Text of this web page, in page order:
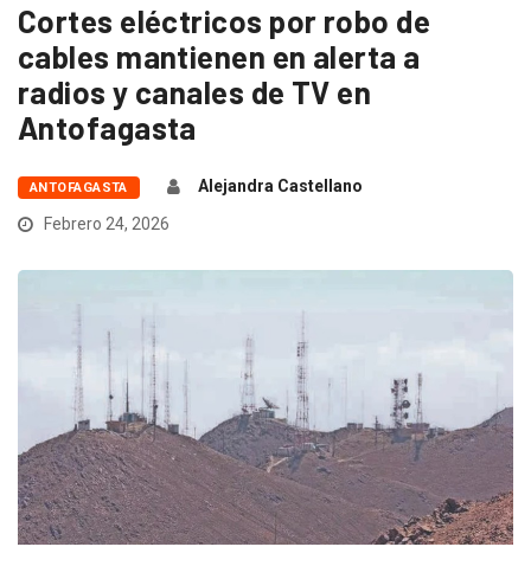
Cortes eléctricos por robo de
cables mantienen en alerta a
radios y canales de TV en
Antofagasta
ANTOFAGASTA
Alejandra Castellano
Febrero 24, 2026